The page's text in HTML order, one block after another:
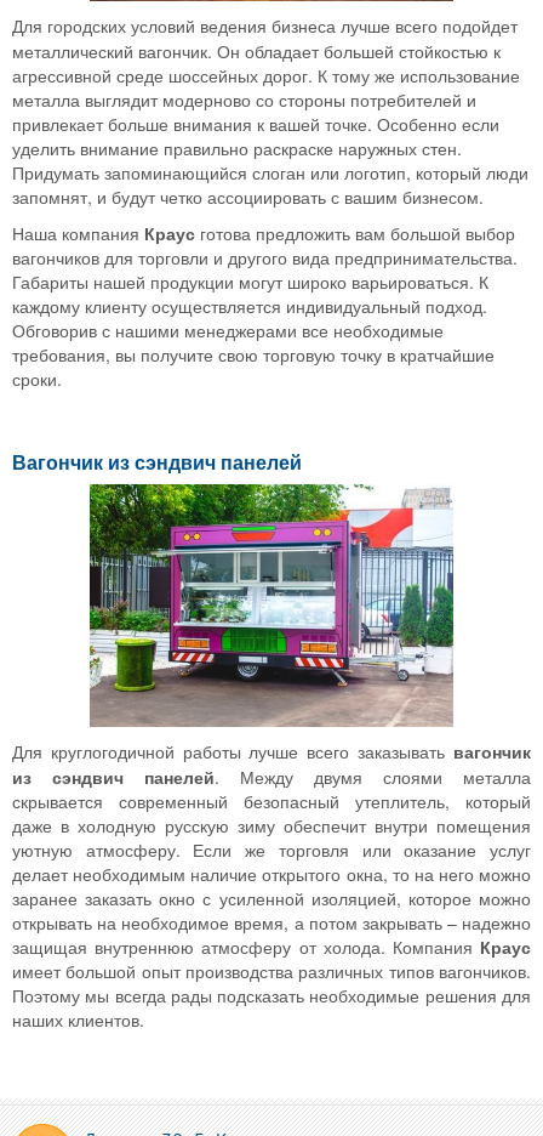
Для городских условий ведения бизнеса лучше всего подойдет
металлический вагончик. Он обладает большей стойкостью к
агрессивной среде шоссейных дорог. К тому же использование
металла выглядит модерново со стороны потребителей и
привлекает больше внимания к вашей точке. Особенно если
уделить внимание правильно раскраске наружных стен.
Придумать запоминающийся слоган или логотип, который люди
запомнят, и будут четко ассоциировать с вашим бизнесом.
Наша компания Краус готова предложить вам большой выбор
вагончиков для торговли и другого вида предпринимательства.
Габариты нашей продукции могут широко варьироваться. К
каждому клиенту осуществляется индивидуальный подход.
Обговорив с нашими менеджерами все необходимые
требования, вы получите свою торговую точку в кратчайшие
сроки.
Вагончик из сэндвич панелей
Для круглогодичной работы лучше всего заказывать вагончик
из сэндвич панелей. Между двумя слоями металла
скрывается современный безопасный утеплитель, который
даже в холодную русскую зиму обеспечит внутри помещения
уютную атмосферу. Если же торговля или оказание услуг
делает необходимым наличие открытого окна, то на него можно
заранее заказать окно с усиленной изоляцией, которое можно
открывать на необходимое время, а потом закрывать – надежно
защищая внутреннюю атмосферу от холода. Компания Краус
имеет большой опыт производства различных типов вагончиков.
Поэтому мы всегда рады подсказать необходимые решения для
наших клиентов.